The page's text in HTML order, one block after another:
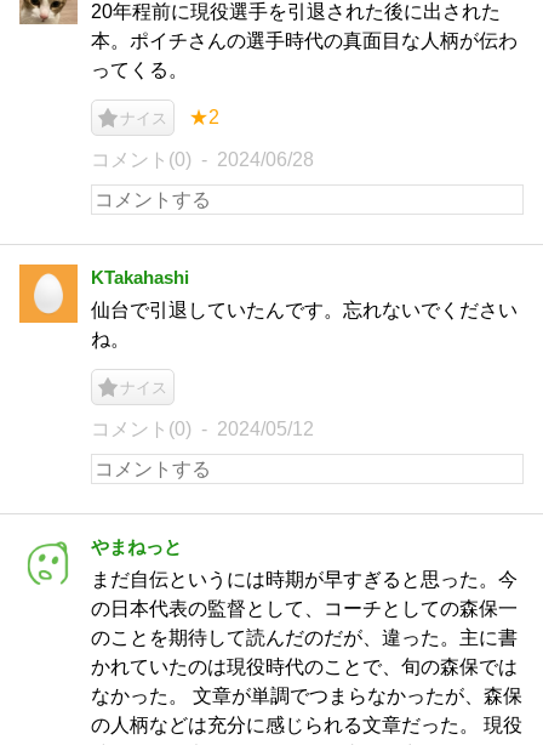
20年程前に現役選手を引退された後に出された
本。ポイチさんの選手時代の真面目な人柄が伝わ
ってくる。
ナイス ★2
コメント(0) 2024/06/28
KTakahashi
仙台で引退していたんです。忘れないでください
ね。
ナイス
コメント(0) 2024/05/12
やまねっと
まだ自伝というには時期が早すぎると思った。今
の日本代表の監督として、コーチとしての森保一
のことを期待して読んだのだが、違った。主に書
かれていたのは現役時代のことで、旬の森保では
なかった。 文章が単調でつまらなかったが、森保
の人柄などは充分に感じられる文章だった。 現役